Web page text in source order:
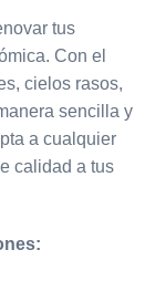
tus
Con el
cielos rasos,
sencilla y
a cualquier
calidad a tus